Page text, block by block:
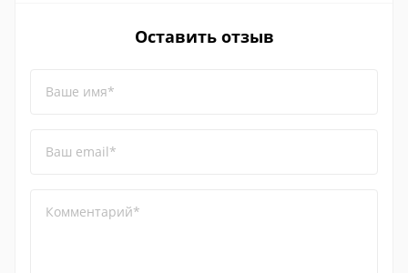
Оставить отзыв
Ваше имя*
Ваш email*
Комментарий*